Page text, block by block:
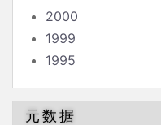
2000
1999
1995
元数据